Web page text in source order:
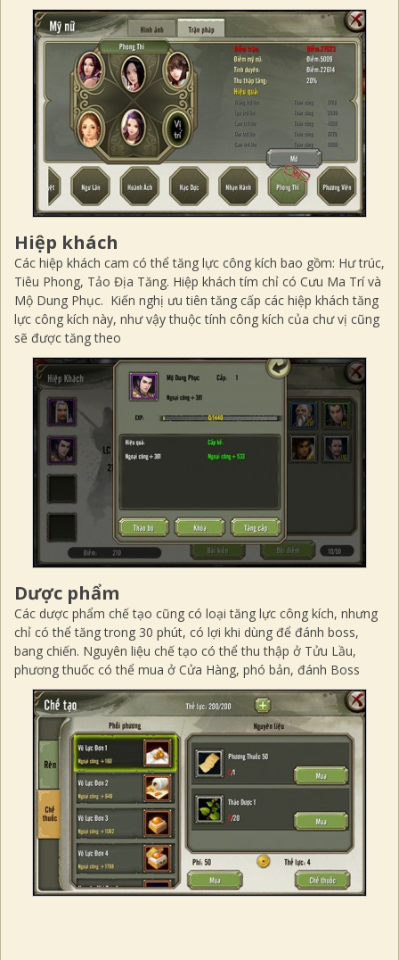
Hiệp khách
Các hiệp khách cam có thể tăng lực công kích bao gồm: Hư trúc,
Tiêu Phong, Tảo Địa Tăng. Hiệp khách tím chỉ có Cưu Ma Trí và
Mộ Dung Phục. Kiến nghị ưu tiên tăng cấp các hiệp khách tăng
lực công kích này, như vậy thuộc tính công kích của chư vị cũng
sẽ được tăng theo
Dược phẩm
Các dược phẩm chế tạo cũng có loại tăng lực công kích, nhưng
chỉ có thể tăng trong 30 phút, có lợi khi dùng để đánh boss,
bang chiến. Nguyên liệu chế tạo có thể thu thập ở Tửu Lầu,
phương thuốc có thể mua ở Cửa Hàng, phó bản, đánh Boss